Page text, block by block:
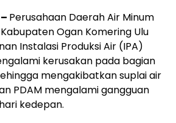
Perusahaan Daerah Air Minum
Ogan Komering Ulu
Instalasi Produksi Air (IPA)
kerusakan pada bagian
mengakibatkan suplai air
PDAM mengalami gangguan
kedepan.